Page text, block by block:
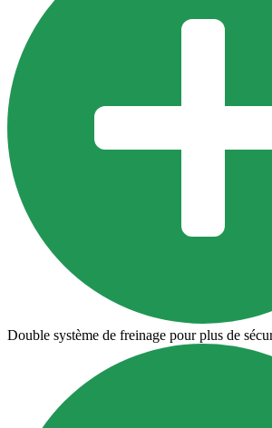
Double système de freinage pour plus de